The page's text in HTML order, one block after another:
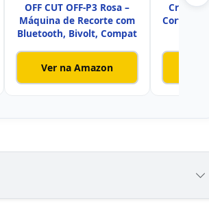
OFF CUT OFF-P3 Rosa –
Máquina de Recorte com
Bluetooth, Bivolt, Compat
Ver na Amazon
Cricut
Corte